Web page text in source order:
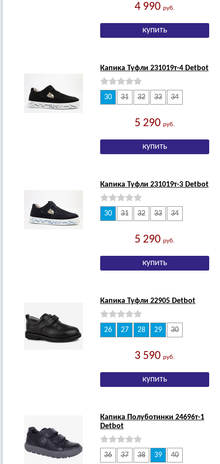
4 990руб.
Капика Туфли 231019т-4 Detbot
30 31 32 33 34
5 290руб.
Капика Туфли 231019т-3 Detbot
30 31 32 33 34
5 290руб.
Капика Туфли 22905 Detbot
26 27 28 29 30
3 590руб.
Капика Полуботинки 24696т-1
Detbot
36 37 38 39 40